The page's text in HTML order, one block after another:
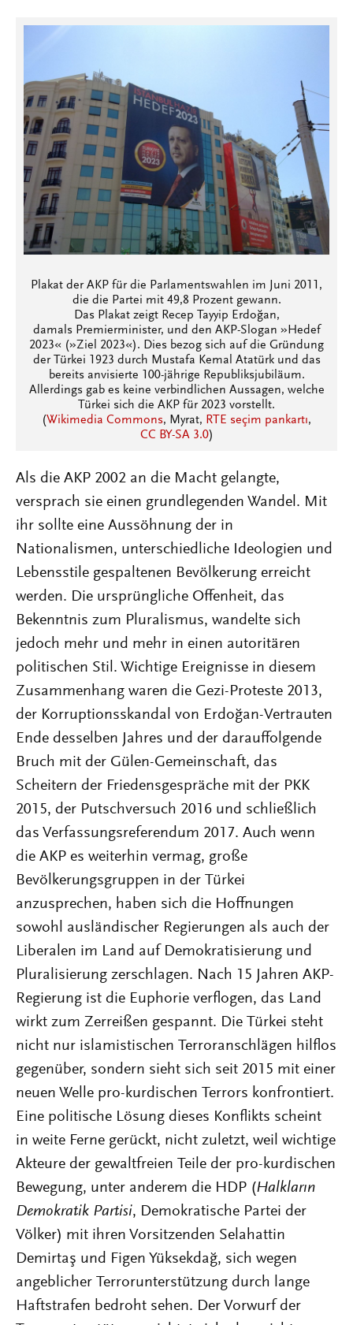
Plakat der AKP für die Parlamentswahlen im Juni 2011,
die die Partei mit 49,8 Prozent gewann.
Das Plakat zeigt Recep Tayyip Erdoğan,
damals Premierminister, und den AKP-Slogan »Hedef
2023« (»Ziel 2023«). Dies bezog sich auf die Gründung
der Türkei 1923 durch Mustafa Kemal Atatürk und das
bereits anvisierte 100-jährige Republiksjubiläum.
Allerdings gab es keine verbindlichen Aussagen, welche
Türkei sich die AKP für 2023 vorstellt.
(Wikimedia Commons, Myrat, RTE seçim pankartı,
CC BY-SA 3.0)
Als die AKP 2002 an die Macht gelangte,
versprach sie einen grundlegenden Wandel. Mit
ihr sollte eine Aussöhnung der in
Nationalismen, unterschiedliche Ideologien und
Lebensstile gespaltenen Bevölkerung erreicht
werden. Die ursprüngliche Offenheit, das
Bekenntnis zum Pluralismus, wandelte sich
jedoch mehr und mehr in einen autoritären
politischen Stil. Wichtige Ereignisse in diesem
Zusammenhang waren die Gezi-Proteste 2013,
der Korruptionsskandal von Erdoğan-Vertrauten
Ende desselben Jahres und der darauffolgende
Bruch mit der Gülen-Gemeinschaft, das
Scheitern der Friedensgespräche mit der PKK
2015, der Putschversuch 2016 und schließlich
das Verfassungsreferendum 2017. Auch wenn
die AKP es weiterhin vermag, große
Bevölkerungsgruppen in der Türkei
anzusprechen, haben sich die Hoffnungen
sowohl ausländischer Regierungen als auch der
Liberalen im Land auf Demokratisierung und
Pluralisierung zerschlagen. Nach 15 Jahren AKP-
Regierung ist die Euphorie verflogen, das Land
wirkt zum Zerreißen gespannt. Die Türkei steht
nicht nur islamistischen Terroranschlägen hilflos
gegenüber, sondern sieht sich seit 2015 mit einer
neuen Welle pro-kurdischen Terrors konfrontiert.
Eine politische Lösung dieses Konflikts scheint
in weite Ferne gerückt, nicht zuletzt, weil wichtige
Akteure der gewaltfreien Teile der pro-kurdischen
Bewegung, unter anderem die HDP (Halkların
Demokratik Partisi, Demokratische Partei der
Völker) mit ihren Vorsitzenden Selahattin
Demirtaş und Figen Yüksekdağ, sich wegen
angeblicher Terrorunterstützung durch lange
Haftstrafen bedroht sehen. Der Vorwurf der